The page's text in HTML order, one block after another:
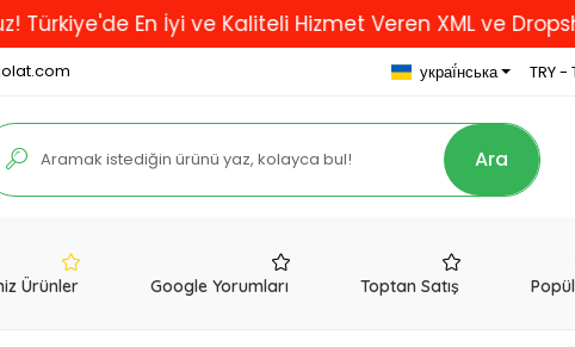
İyi ve Kaliteli Hizmet Veren XML ve Dropshipping
украї́нська TRY -
Ara
Ürünler Google Yorumları Toptan Satış